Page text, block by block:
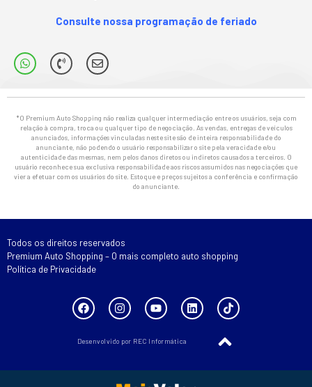
Consulte nossa programação de feriado
*O Premium Auto Shopping não realiza qualquer intermediação entre os usuários, seja com
relação à compra, troca ou qualquer tipo de negociação. As vendas, entregas de veículos
anunciados, informações vinculadas neste site são de inteira responsabilidade do
anunciante, não podendo o usuário responsabilizar o site pela veracidade e/ou
autenticidade das mesmas, nem pelos danos diretos ou indiretos causados a terceiros. O
usuário reconhece sua exclusiva responsabilidade aos riscos assumidos nas negociações que
vier a efetuar com os usuários do site. Estoque e preços sujeitos a conferência e confirmação
do anunciante.
Todos os direitos reservados
Premium Auto Shopping – O mais completo auto shopping
Política de Privacidade
Desenvolvido por REC Informática